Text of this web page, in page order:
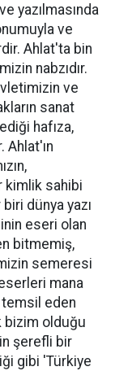
yazılmasında
ve
Ahlat'ta bin
nabzıdır.
ve
sanat
hafıza,
Ahlat'ın
kimlik sahibi
dünya yazı
eseri olan
bitmemiş,
semeresi
mana
eden
bizim olduğu
şerefli bir
gibi 'Türkiye